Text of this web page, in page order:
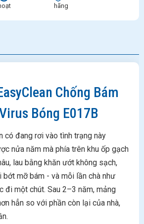
hãng
Chống Bám
Bóng E017B
có đang rơi vào tình trạng này
nửa năm mà phía trên khu ốp gạch
lau bằng khăn ướt không sạch,
bớt mỡ bám - và mỗi lần chà như
đi một chút. Sau 2–3 năm, mảng
hẳn so với phần còn lại của nhà,